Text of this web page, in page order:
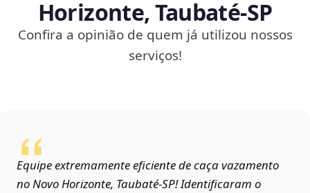
Horizonte, Taubaté‑SP
Confira a opinião de quem já utilizou nossos
serviços!
Equipe extremamente eficiente de caça vazamento
no Novo Horizonte, Taubaté‑SP! Identificaram o